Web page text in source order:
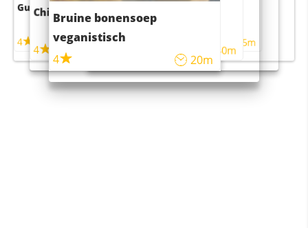
Guacamole
4
Chili con carne
4 45m
Bruine bonensoep
veganistisch
4
20m
Sushi rijstsalade
maaltijdsalade
40m
4 55m